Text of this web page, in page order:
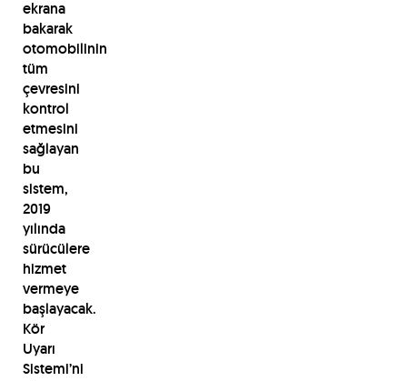
ekrana
bakarak
otomobilinin
tüm
çevresini
kontrol
etmesini
sağlayan
bu
sistem,
2019
yılında
sürücülere
hizmet
vermeye
başlayacak.
Kör
Uyarı
Sistemi’ni